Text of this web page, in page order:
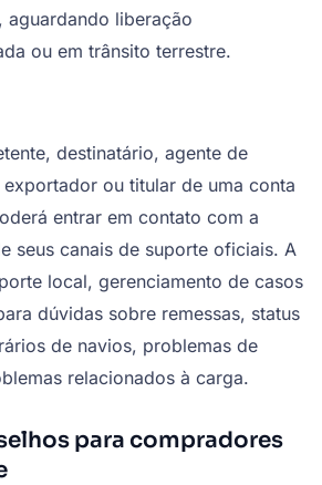
aguardando liberação
ou em trânsito terrestre.
destinatário, agente de
ou titular de uma conta
entrar em contato com a
seus canais de suporte oficiais. A
local, gerenciamento de casos
dúvidas sobre remessas, status
de navios, problemas de
relacionados à carga.
para compradores